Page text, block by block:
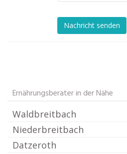
Nachricht senden
Ernährungsberater in der Nähe
Waldbreitbach
Niederbreitbach
Datzeroth